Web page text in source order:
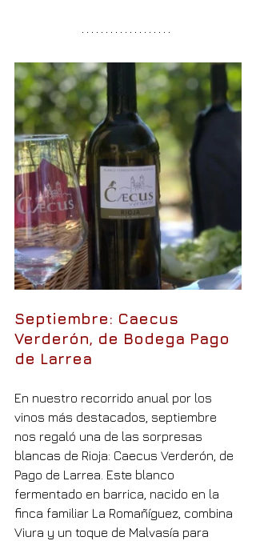
Septiembre: Caecus
Verderón, de Bodega Pago
de Larrea
En nuestro recorrido anual por los
vinos más destacados, septiembre
nos regaló una de las sorpresas
blancas de Rioja: Caecus Verderón, de
Pago de Larrea. Este blanco
fermentado en barrica, nacido en la
finca familiar La Romañíguez, combina
Viura y un toque de Malvasía para